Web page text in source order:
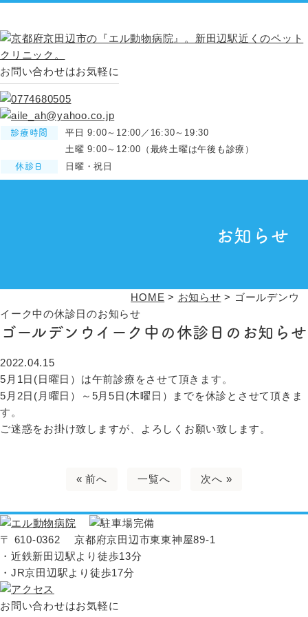
お問い合わせはお気軽に
診療時間
平日 9:00～12:00／16:30～19:30
土曜 9:00～12:00（最終土曜は午後も診療）
休診日 日曜・祝日
お知らせ
HOME > お知らせ > ゴールデンウ
イーク中の休診日のお知らせ
ゴールデンウイーク中の休診日のお知らせ
2022.04.15
5月1日(日曜日）は午前診療をさせて頂きます。
5月2日(月曜日）～5月5日(木曜日）までを休診とさせて頂きま
す。
ご迷惑をお掛け致しますが、よろしくお願い致します。
« 前へ 一覧へ 次へ »
〒 610-0362 京都府京田辺市東東神屋89-1
・近鉄新田辺駅より徒歩13分
・JR京田辺駅より徒歩17分
お問い合わせはお気軽に